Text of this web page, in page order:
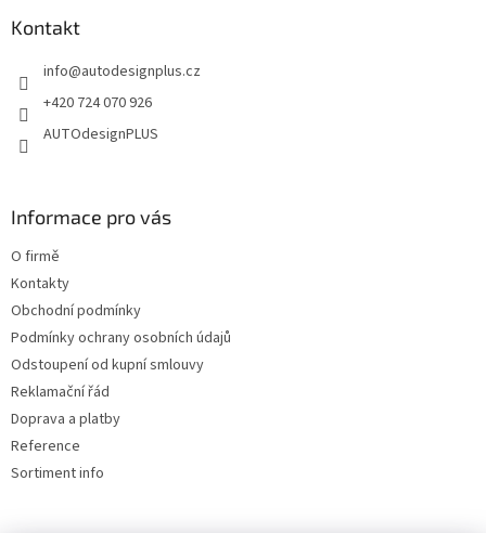
Kontakt
info@autodesignplus.cz
+420 724 070 926
AUTOdesignPLUS
Informace pro vás
O firmě
Kontakty
Obchodní podmínky
Podmínky ochrany osobních údajů
Odstoupení od kupní smlouvy
Reklamační řád
Doprava a platby
Reference
Sortiment info